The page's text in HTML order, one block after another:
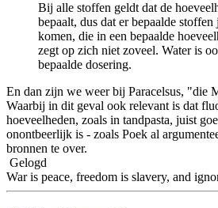
Bij alle stoffen geldt dat de
bepaalt, dus dat er bepaalde
komen, die in een bepaalde
zegt op zich niet zoveel. Water is
bepaalde dosering.
En dan zijn we weer bij Paracelsus, "die
Waarbij in dit geval ook relevant is dat
hoeveelheden, zoals in tandpasta, juist
onontbeerlijk is - zoals Poek al
bronnen te over.
Gelogd
War is peace, freedom is slavery, and